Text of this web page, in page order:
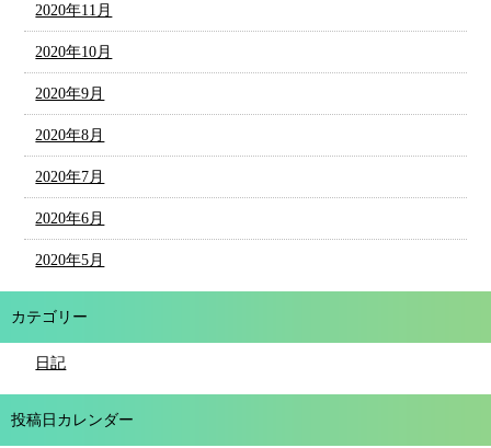
2020年11月
2020年10月
2020年9月
2020年8月
2020年7月
2020年6月
2020年5月
カテゴリー
日記
投稿日カレンダー